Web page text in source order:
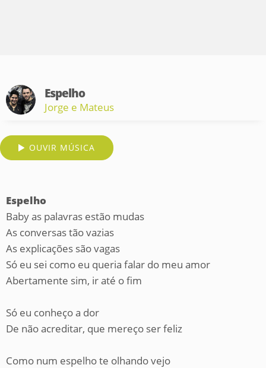
Espelho
Jorge e Mateus
OUVIR MÚSICA
Espelho
Baby as palavras estão mudas
As conversas tão vazias
As explicações são vagas
Só eu sei como eu queria falar do meu amor
Abertamente sim, ir até o fim
Só eu conheço a dor
De não acreditar, que mereço ser feliz
Como num espelho te olhando vejo